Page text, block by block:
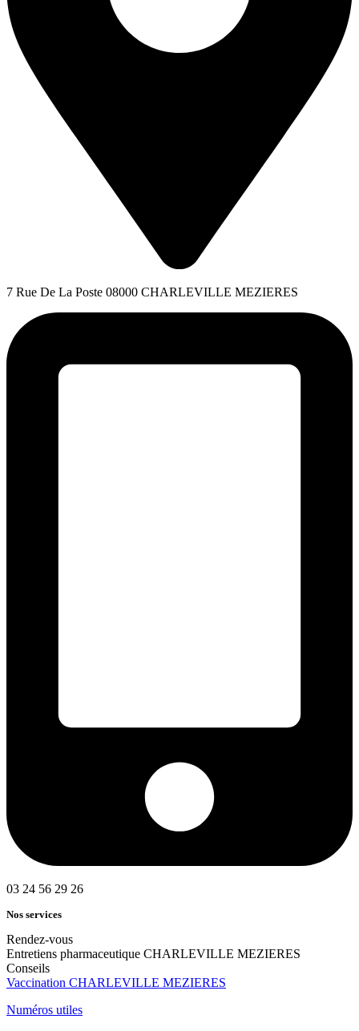
7 Rue De La Poste 08000 CHARLEVILLE MEZIERES
03 24 56 29 26
Nos services
Rendez-vous
Entretiens pharmaceutique CHARLEVILLE MEZIERES
Conseils
Vaccination CHARLEVILLE MEZIERES
Numéros utiles